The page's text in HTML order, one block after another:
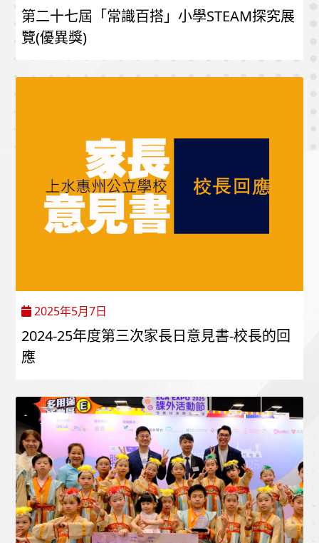
第二十七屆「常識百搭」小學STEAM探究展
覽(優異獎)
2025年5月7日
2024-25年度第三次家長日意見書-校長的回
應